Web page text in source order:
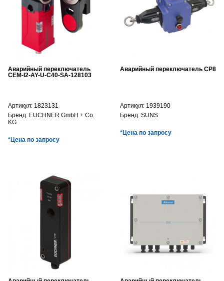
Аварийный переключатель
CEM-I2-AY-U-C40-SA-128103
Артикул: 1823131
Бренд: EUCHNER GmbH + Co.
KG
*Цена по запросу
Аварийный переключатель CP8
Артикул: 1939190
Бренд: SUNS
*Цена по запросу